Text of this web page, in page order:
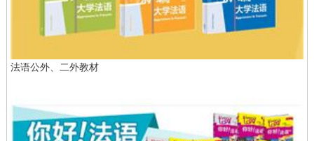
法语公外、二外教材